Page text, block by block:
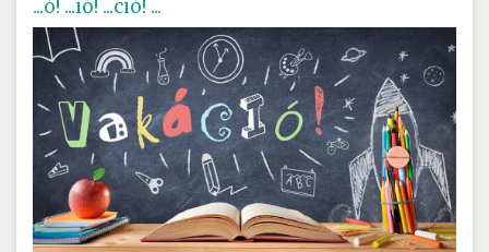
...ó! ...ió! ...ció! ...